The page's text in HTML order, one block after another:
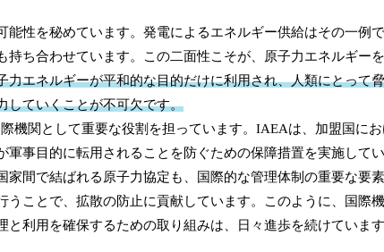
性を秘めています。発電によるエネルギー供給はその一例
ち合わせています。この二面性こそが、原子力エネルギー
力エネルギーが平和的な目的だけに利用され、人類にとって
していくことが不可欠です。
機関として重要な役割を担っています。IAEAは、加盟国に
事目的に転用されることを防ぐための保障措置を実施して
間で結ばれる原子力協定も、国際的な管理体制の重要な要
ことで、拡散の防止に貢献しています。このように、国際
利用を確保するための取り組みは、日々進歩を続けていま